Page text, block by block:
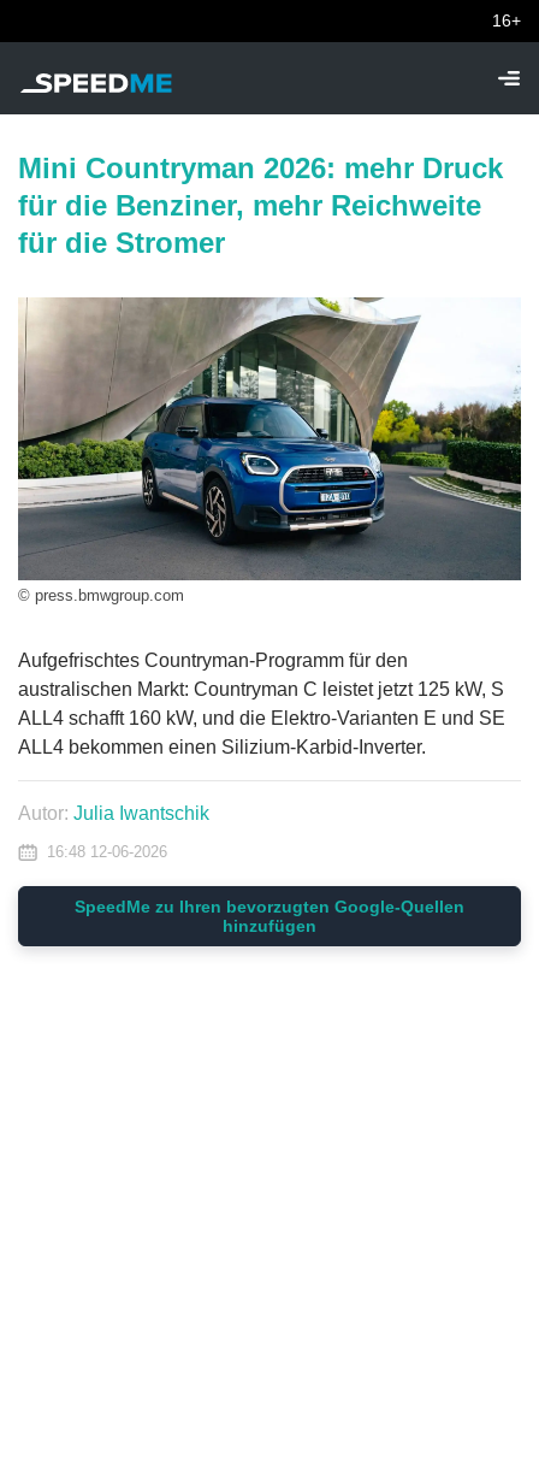
16+
Mini Countryman 2026: mehr Druck
für die Benziner, mehr Reichweite
für die Stromer
© press.bmwgroup.com
Aufgefrischtes Countryman-Programm für den
australischen Markt: Countryman C leistet jetzt 125 kW, S
ALL4 schafft 160 kW, und die Elektro-Varianten E und SE
ALL4 bekommen einen Silizium-Karbid-Inverter.
Autor: Julia Iwantschik
16:48 12-06-2026
SpeedMe zu Ihren bevorzugten Google-Quellen
hinzufügen